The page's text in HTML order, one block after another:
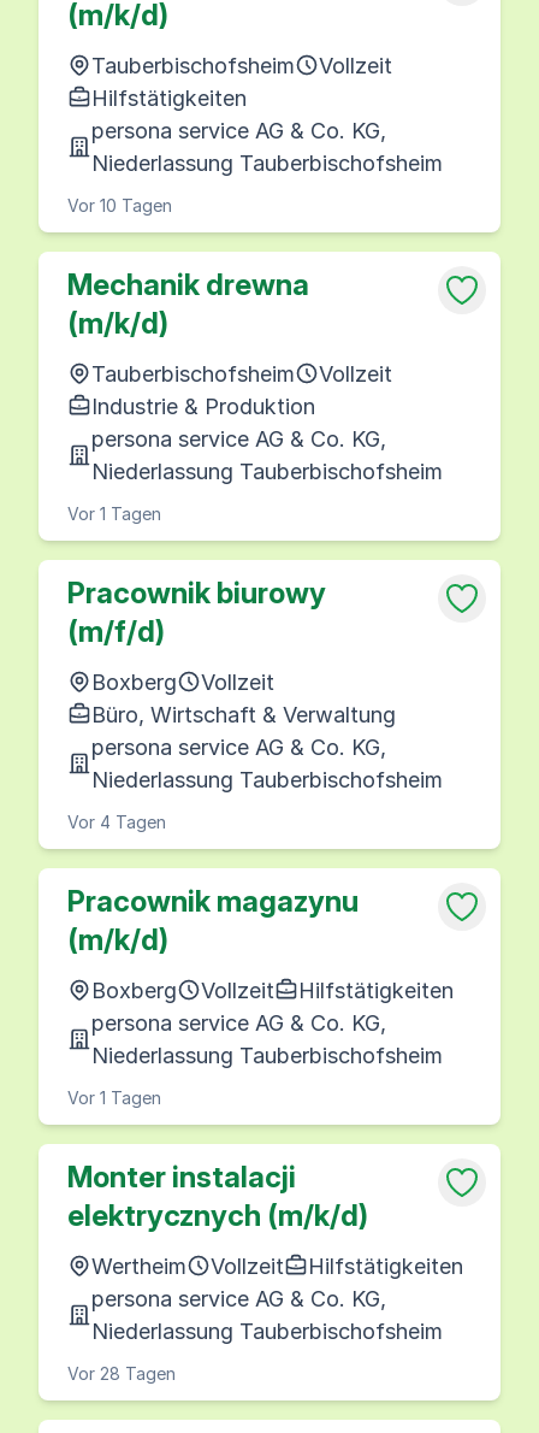
(m/k/d)
Tauberbischofsheim
Vollzeit
Hilfstätigkeiten
persona service AG & Co. KG,
Niederlassung Tauberbischofsheim
Vor 10 Tagen
Mechanik drewna
(m/k/d)
Tauberbischofsheim
Vollzeit
Industrie & Produktion
persona service AG & Co. KG,
Niederlassung Tauberbischofsheim
Vor 1 Tagen
Pracownik biurowy
(m/f/d)
Boxberg
Vollzeit
Büro, Wirtschaft & Verwaltung
persona service AG & Co. KG,
Niederlassung Tauberbischofsheim
Vor 4 Tagen
Pracownik magazynu
(m/k/d)
Boxberg Vollzeit
Hilfstätigkeiten
persona service AG & Co. KG,
Niederlassung Tauberbischofsheim
Vor 1 Tagen
Monter instalacji
elektrycznych (m/k/d)
Wertheim Vollzeit
Hilfstätigkeiten
persona service AG & Co. KG,
Niederlassung Tauberbischofsheim
Vor 28 Tagen